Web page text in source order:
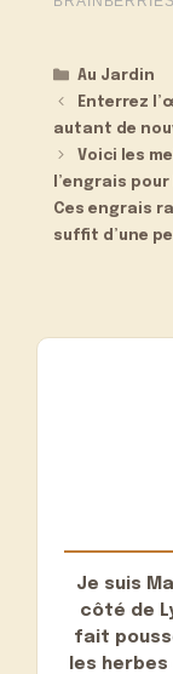
Catégories
Au Jardin
Enterrez
autant de
Voici les
l’engrais
Ces engrais
suffit d’une
Je suis
côté de
fait
les